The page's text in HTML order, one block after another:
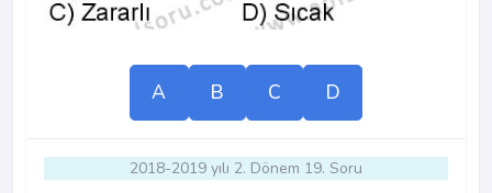
A B C D
2018-2019 yılı 2. Dönem 19. Soru